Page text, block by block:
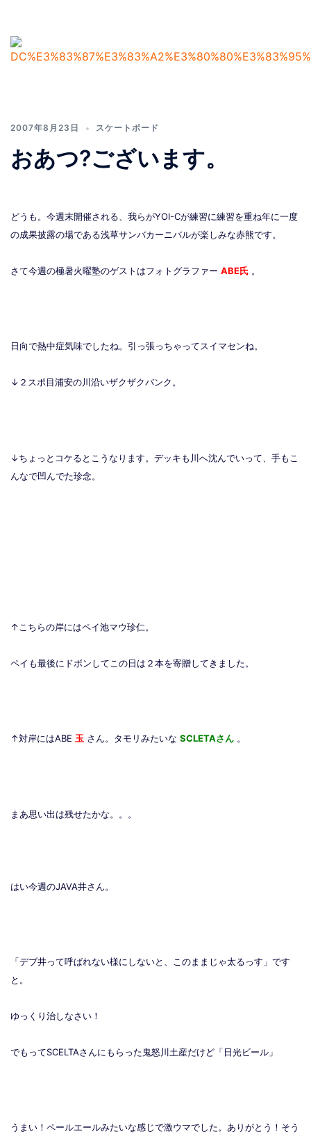
2007年8月23日 スケートボード
おあつ?ございます。
どうも。今週末開催される、我らがYOI-Cが練習に練習を重ね年に一度
の成果披露の場である浅草サンバカーニバルが楽しみな赤熊です。
さて今週の極暑火曜塾のゲストはフォトグラファー ABE氏 。
日向で熱中症気味でしたね。引っ張っちゃってスイマセンね。
↓２スポ目浦安の川沿いザクザクバンク。
↓ちょっとコケるとこうなります。デッキも川へ沈んでいって、手もこ
んなで凹んでた珍念。
↑こちらの岸にはペイ池マウ珍仁。
ペイも最後にドボンしてこの日は２本を寄贈してきました。
↑対岸にはABE 玉 さん。タモリみたいな SCLETAさん 。
まあ思い出は残せたかな。。。
はい今週のJAVA井さん。
「デブ井って呼ばれない様にしないと、このままじゃ太るっす」です
と。
ゆっくり治しなさい！
でもってSCELTAさんにもらった鬼怒川土産だけど「日光ビール」
うまい！ペールエールみたいな感じで激ウマでした。ありがとう！そう